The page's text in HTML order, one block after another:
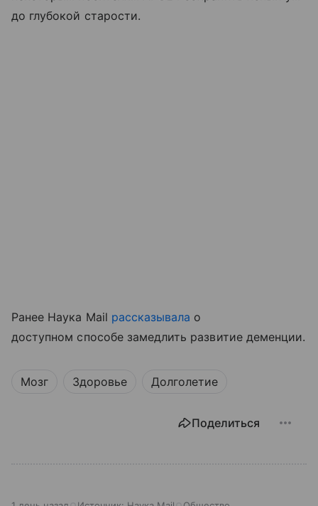
до глубокой старости.
Ранее Наука Mail рассказывала о
доступном способе замедлить развитие деменции.
Мозг Здоровье Долголетие
Поделиться